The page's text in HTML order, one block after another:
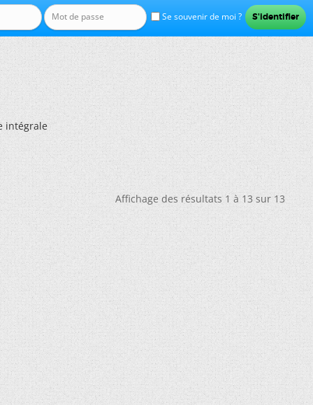
Se souvenir de moi ?
intégrale
Affichage des résultats 1 à 13 sur 13